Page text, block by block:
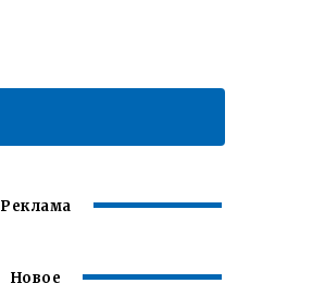
Реклама
Новое